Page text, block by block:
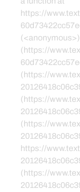
https://
(https://
(https://
(https://
(https://
https://
(https://